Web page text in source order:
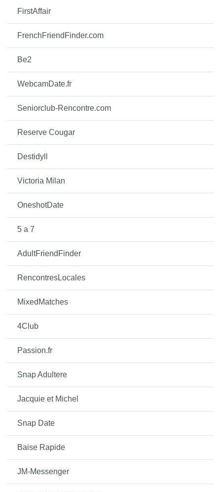
FirstAffair
FrenchFriendFinder.com
Be2
WebcamDate.fr
Seniorclub-Rencontre.com
Reserve Cougar
Destidyll
Victoria Milan
OneshotDate
5 a 7
AdultFriendFinder
RencontresLocales
MixedMatches
4Club
Passion.fr
Snap Adultere
Jacquie et Michel
Snap Date
Baise Rapide
JM-Messenger